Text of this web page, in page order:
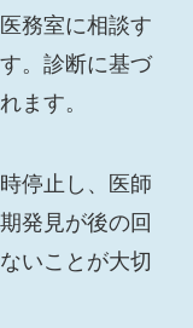
務室に相談す
。診断に基づ
ます。
停止し、医師
発見が後の回
いことが大切